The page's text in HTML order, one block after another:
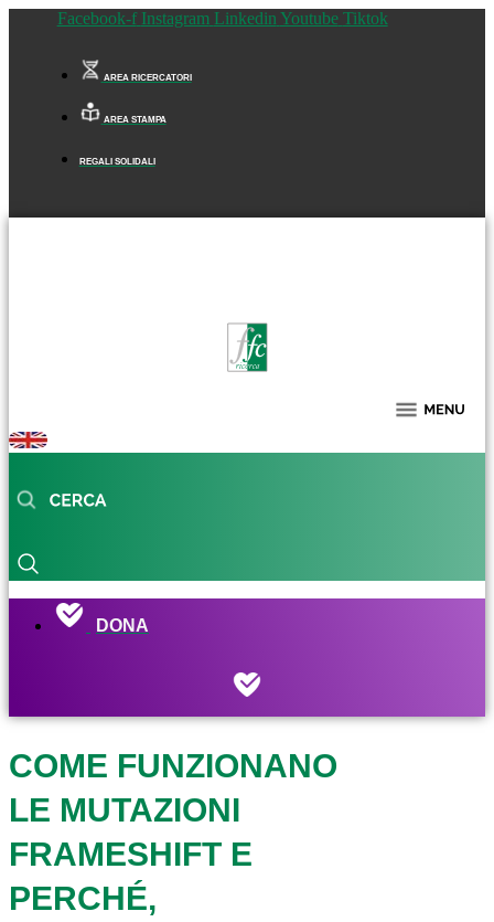
Facebook-f Instagram Linkedin Youtube Tiktok
AREA RICERCATORI
AREA STAMPA
REGALI SOLIDALI
DONA
COME FUNZIONANO
LE MUTAZIONI
FRAMESHIFT E
PERCHÉ,